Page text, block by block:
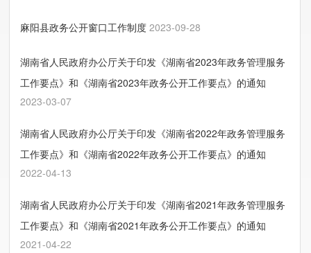
麻阳县政务公开窗口工作制度 2023-09-28
湖南省人民政府办公厅关于印发《湖南省2023年政务管理服务
工作要点》和《湖南省2023年政务公开工作要点》的通知
2023-03-07
湖南省人民政府办公厅关于印发《湖南省2022年政务管理服务
工作要点》和《湖南省2022年政务公开工作要点》的通知
2022-04-13
湖南省人民政府办公厅关于印发《湖南省2021年政务管理服务
工作要点》和《湖南省2021年政务公开工作要点》的通知
2021-04-22